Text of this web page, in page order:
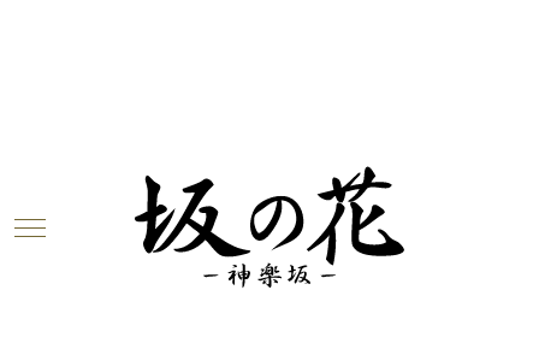
2022.09.22
お料理と日本酒のメニューをリニュー
アルいたしました。